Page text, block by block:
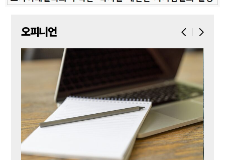
오피니언